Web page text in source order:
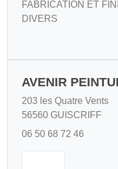
FABRICATION ET
DIVERS
AVENIR
203 les Quatre Vents
56560 GUISCRIFF
06 50 68 72 46